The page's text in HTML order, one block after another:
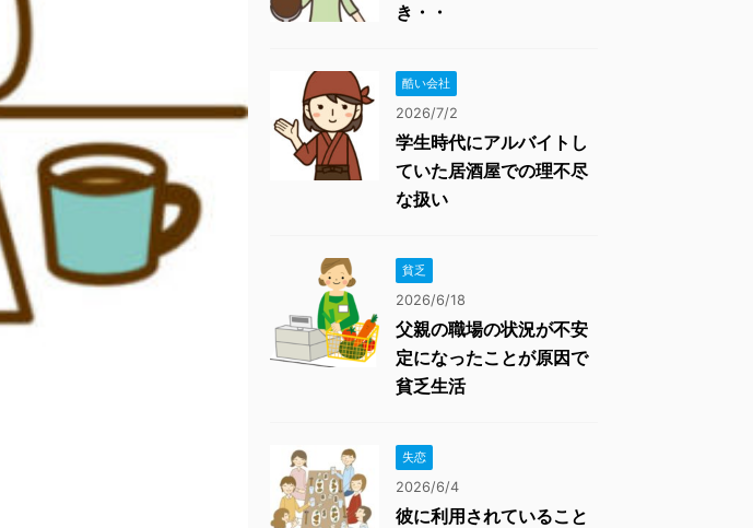
き・・
酷い会社
2026/7/2
学生時代にアルバイトし
ていた居酒屋での理不尽
な扱い
貧乏
2026/6/18
父親の職場の状況が不安
定になったことが原因で
貧乏生活
失恋
2026/6/4
彼に利用されていること